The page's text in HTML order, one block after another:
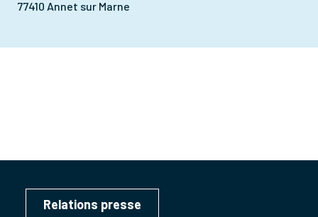
77410 Annet sur Marne
Relations presse